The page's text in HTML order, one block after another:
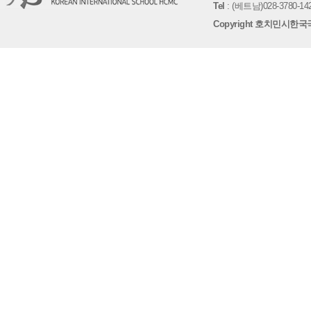
Tel : (베트남)028-3780-
Copyright 호치민시한국